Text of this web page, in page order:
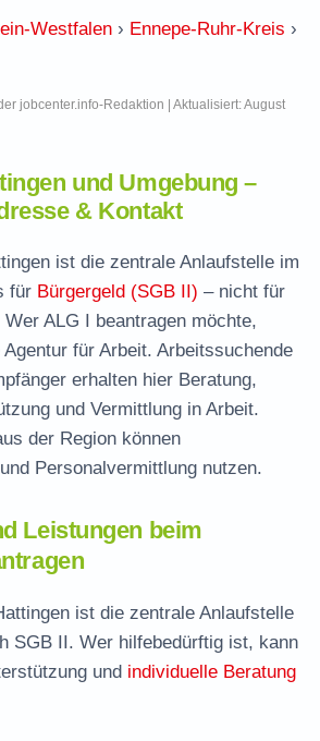
Westfalen › Ennepe-Ruhr-Kreis ›
jobcenter.info-Redaktion | Aktualisiert: August
und Umgebung –
& Kontakt
ist die zentrale Anlaufstelle im
für Bürgergeld (SGB II) – nicht für
ALG I beantragen möchte,
für Arbeit. Arbeitssuchende
erhalten hier Beratung,
und Vermittlung in Arbeit.
der Region können
Personalvermittlung nutzen.
Leistungen beim
ist die zentrale Anlaufstelle
SGB II. Wer hilfebedürftig ist, kann
und individuelle Beratung